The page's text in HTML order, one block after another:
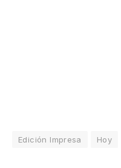
Edición Impresa Hoy